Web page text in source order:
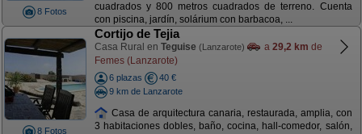
8 Fotos
cuadrados y 800 metros cuadrados de terreno. Cuenta
con piscina, jardín, solárium con barbacoa, ...
8 Fotos
Cortijo de Tejia
Casa Rural en Teguise (Lanzarote) a 29,2 km de
Femes (Lanzarote)
6 plazas
40 €
9 km de Lanzarote
Casa de arquitectura canaria, restaurada, amplia, con
3 habitaciones dobles, baño, cocina, hall-comedor, salón,